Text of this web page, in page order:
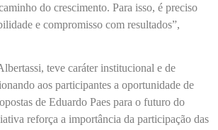
do crescimento. Para isso, é preciso
e compromisso com resultados”,
teve caráter institucional e de
aos participantes a oportunidade de
de Eduardo Paes para o futuro do
reforça a importância da participação das